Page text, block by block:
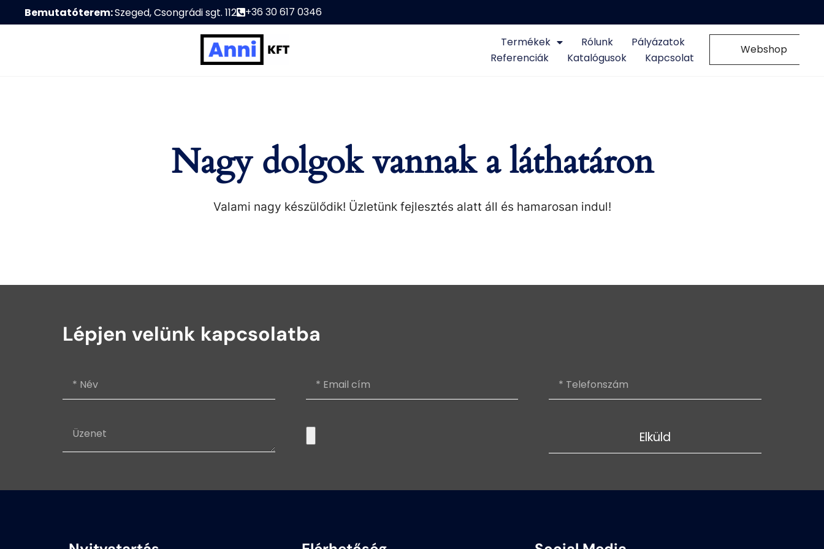
Bemutatóterem:Szeged, Csongrádi sgt. 112 +36 30 617 0346
Termékek Rólunk
Pályázatok
Referenciák
Katalógusok Kapcsolat
Webshop
Nagy dolgok vannak a láthatáron
Valami nagy készülődik! Üzletünk fejlesztés alatt áll és hamarosan indul!
Lépjen velünk kapcsolatba
Elküld